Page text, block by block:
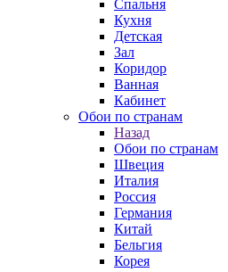
Спальня
Кухня
Детская
Зал
Коридор
Ванная
Кабинет
Обои по странам
Назад
Обои по странам
Швеция
Италия
Россия
Германия
Китай
Бельгия
Корея